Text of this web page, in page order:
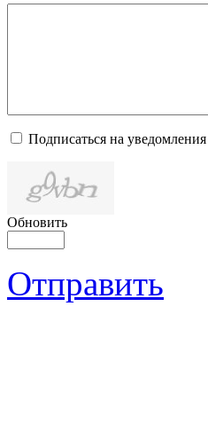
Подписаться на
Обновить
Отправить